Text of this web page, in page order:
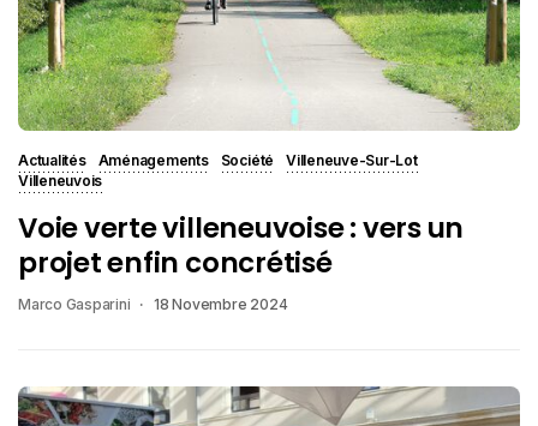
Actualités Aménagements Société
Villeneuve-Sur-Lot
Villeneuvois
Voie verte villeneuvoise : vers un
projet enfin concrétisé
Marco Gasparini 18 Novembre 2024